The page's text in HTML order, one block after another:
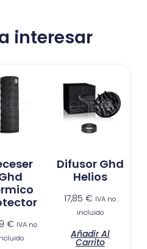
interesar
€ IVA no
Difusor Ghd
Helios
17,85€ IVA no
incluido
Añadir Al
Carrito